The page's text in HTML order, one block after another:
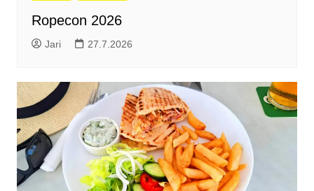
Ropecon 2026
Jari 27.7.2026